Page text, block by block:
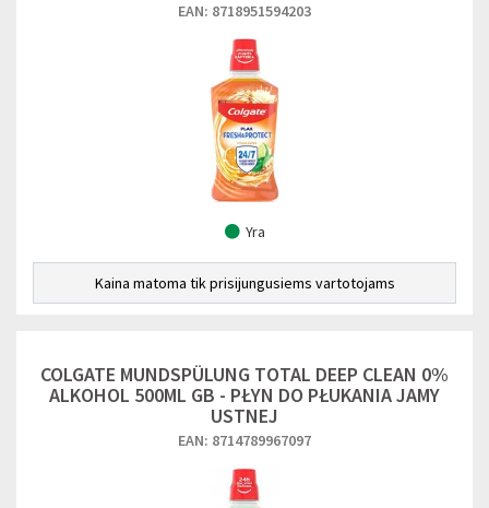
EAN: 8718951594203
Yra
Kaina matoma tik prisijungusiems vartotojams
COLGATE MUNDSPÜLUNG TOTAL DEEP CLEAN 0%
ALKOHOL 500ML GB - PŁYN DO PŁUKANIA JAMY
USTNEJ
EAN: 8714789967097